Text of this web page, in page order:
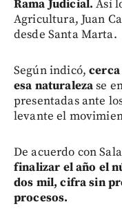
Rama Judicial.Así
Agricultura, Juan
desde Santa Marta.
Según indicó,cerca
esa naturalezase
presentadas ante
levante el
De acuerdo con
finalizar el año el
dos mil, cifra sin
procesos.